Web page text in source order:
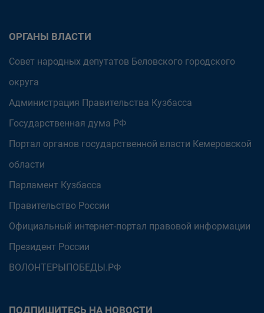
ОРГАНЫ ВЛАСТИ
Совет народных депутатов Беловского городского
округа
Администрация Правительства Кузбасса
Государственная дума РФ
Портал органов государственной власти Кемеровской
области
Парламент Кузбасса
Правительство России
Официальный интернет-портал правовой информации
Президент России
ВОЛОНТЕРЫПОБЕДЫ.РФ
ПОДПИШИТЕСЬ НА НОВОСТИ